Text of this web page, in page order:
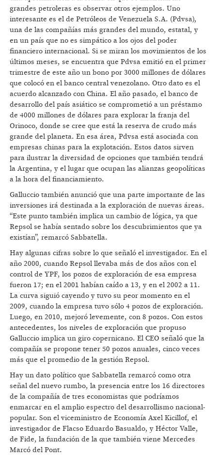
grandes petroleras es observar otros ejemplos. Uno
interesante es el de Petróleos de Venezuela S.A. (Pdvsa),
una de las compañías más grandes del mundo, estatal, y
en un país que no es simpático a los ojos del poder
financiero internacional. Si se miran los movimientos de los
últimos meses, se encuentra que Pdvsa emitió en el primer
trimestre de este año un bono por 3000 millones de dólares
que colocó en el banco central venezolano. Otro dato es el
acuerdo alcanzado con China. El año pasado, el banco de
desarrollo del país asiático se comprometió a un préstamo
de 4000 millones de dólares para explorar la franja del
Orinoco, donde se cree que está la reserva de crudo más
grande del planeta. En esa área, Pdvsa está asociada con
empresas chinas para la explotación. Estos datos sirven
para ilustrar la diversidad de opciones que también tendrá
la Argentina, y el lugar que ocupan las alianzas geopolíticas
a la hora del financiamiento.
Galluccio también anunció que una parte importante de las
inversiones irá destinada a la exploración de nuevas áreas.
“Este punto también implica un cambio de lógica, ya que
Repsol se había sentado sobre los descubrimientos que ya
existían”, remarcó Sabbatella.
Hay algunas cifras sobre lo que señaló el investigador. En el
año 2000, cuando Repsol llevaba más de dos años con el
control de YPF, los pozos de exploración de esa empresa
fueron 17; en el 2001 habían caído a 13, y en el 2002 a 11.
La curva siguió cayendo y tuvo su peor momento en el
2009, cuando la empresa tuvo sólo 4 pozos de exploración.
Luego, en 2010, mejoró levemente, con 8 pozos. Con estos
antecedentes, los niveles de exploración que propuso
Galluccio implica un giro copernicano. El CEO señaló que la
compañía se propone tener 50 pozos anuales, cinco veces
más que el promedio de la gestión Repsol.
Hay un dato político que Sabbatella remarcó como otra
señal del nuevo rumbo, la presencia entre los 16 directores
de la compañía de tres economistas que podríamos
enmarcar en el amplio espectro del desarrollismo nacional-
popular. Son el viceministro de Economía Axel Kicillof, el
investigador de Flacso Eduardo Basualdo, y Héctor Valle,
de Fide, la fundación de la que también viene Mercedes
Marcó del Pont.